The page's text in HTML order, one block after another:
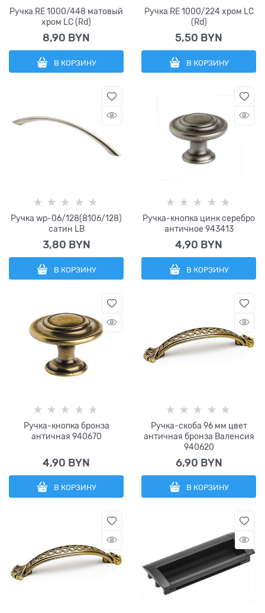
Ручка RE 1000/448 матовый
хром LC (Rd)
8,90 BYN
В КОРЗИНУ
Ручка RE 1000/224 хром LC
(Rd)
5,50 BYN
В КОРЗИНУ
Ручка wp-06/128(8106/128)
сатин LB
3,80 BYN
В КОРЗИНУ
Ручка-кнопка цинк серебро
античное 943413
4,90 BYN
В КОРЗИНУ
Ручка-кнопка бронза
античная 940670
4,90 BYN
В КОРЗИНУ
Ручка-скоба 96 мм цвет
античная бронза Валенсия
940620
6,90 BYN
В КОРЗИНУ